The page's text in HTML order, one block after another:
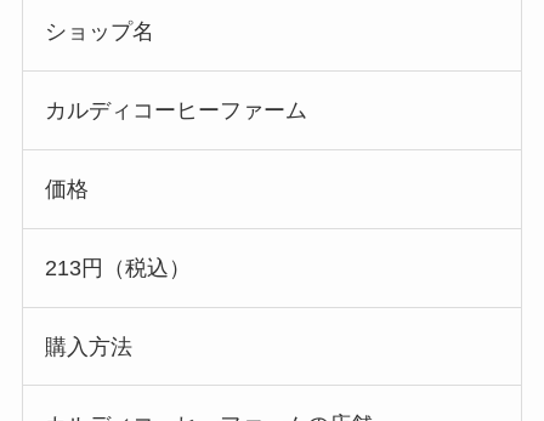
ショップ名
カルディコーヒーファーム
価格
213円（税込）
購入方法